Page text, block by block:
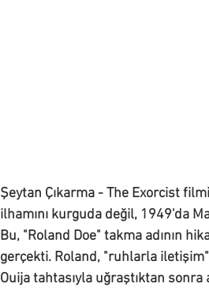
Şeytan Çıkarma - The Exorcist
ilhamını kurguda değil, 1949'da
Bu, "Roland Doe" takma adının
gerçekti. Roland, "ruhlarla
Ouija tahtasıyla uğraştıktan sonra